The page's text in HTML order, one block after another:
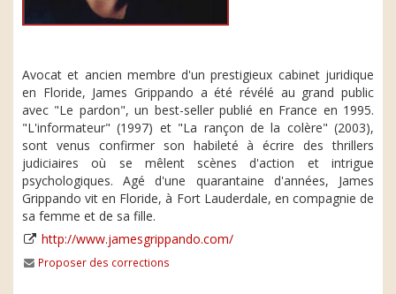
Avocat et ancien membre d'un prestigieux cabinet juridique
en Floride, James Grippando a été révélé au grand public
avec "Le pardon", un best-seller publié en France en 1995.
"L'informateur" (1997) et "La rançon de la colère" (2003),
sont venus confirmer son habileté à écrire des thrillers
judiciaires où se mêlent scènes d'action et intrigue
psychologiques. Agé d'une quarantaine d'années, James
Grippando vit en Floride, à Fort Lauderdale, en compagnie de
sa femme et de sa fille.
http://www.jamesgrippando.com/
Proposer des corrections